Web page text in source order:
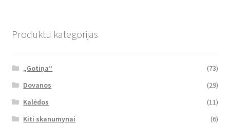
Produktu kategorijas
„Gotiņa“
(73)
Dovanos
(29)
Kalėdos
(11)
Kiti skanumynai
(6)